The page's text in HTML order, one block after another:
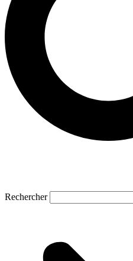
Rechercher